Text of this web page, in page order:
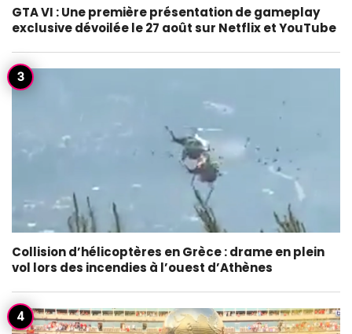
GTA VI : Une première présentation de gameplay
exclusive dévoilée le 27 août sur Netflix et YouTube
Collision d’hélicoptères en Grèce : drame en plein
vol lors des incendies à l’ouest d’Athènes